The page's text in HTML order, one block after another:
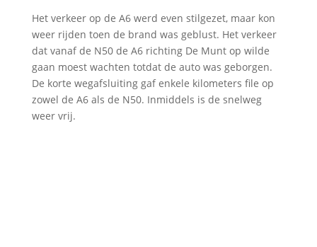
Het verkeer op de A6 werd even stilgezet, maar kon
weer rijden toen de brand was geblust. Het verkeer
dat vanaf de N50 de A6 richting De Munt op wilde
gaan moest wachten totdat de auto was geborgen.
De korte wegafsluiting gaf enkele kilometers file op
zowel de A6 als de N50. Inmiddels is de snelweg
weer vrij.